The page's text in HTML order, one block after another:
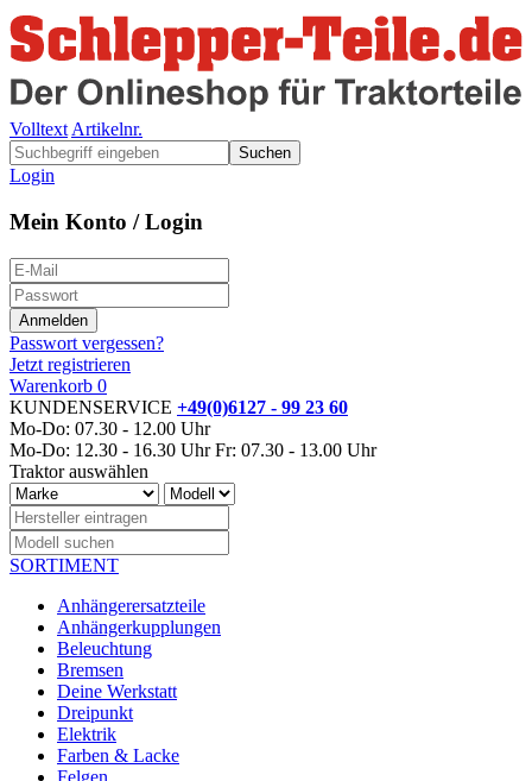
Volltext Artikelnr.
Suchen
Login
Mein Konto / Login
Passwort vergessen?
Jetzt registrieren
Warenkorb 0
KUNDENSERVICE +49(0)6127 - 99 23 60
Mo-Do: 07.30 - 12.00 Uhr
Mo-Do: 12.30 - 16.30 Uhr Fr: 07.30 - 13.00 Uhr
Traktor auswählen
SORTIMENT
Anhängerersatzteile
Anhängerkupplungen
Beleuchtung
Bremsen
Deine Werkstatt
Dreipunkt
Elektrik
Farben & Lacke
Felgen